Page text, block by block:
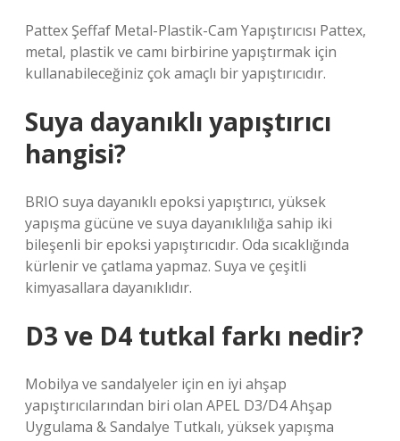
Pattex Şeffaf Metal-Plastik-Cam Yapıştırıcısı Pattex,
metal, plastik ve camı birbirine yapıştırmak için
kullanabileceğiniz çok amaçlı bir yapıştırıcıdır.
Suya dayanıklı yapıştırıcı
hangisi?
BRIO suya dayanıklı epoksi yapıştırıcı, yüksek
yapışma gücüne ve suya dayanıklılığa sahip iki
bileşenli bir epoksi yapıştırıcıdır. Oda sıcaklığında
kürlenir ve çatlama yapmaz. Suya ve çeşitli
kimyasallara dayanıklıdır.
D3 ve D4 tutkal farkı nedir?
Mobilya ve sandalyeler için en iyi ahşap
yapıştırıcılarından biri olan APEL D3/D4 Ahşap
Uygulama & Sandalye Tutkalı, yüksek yapışma